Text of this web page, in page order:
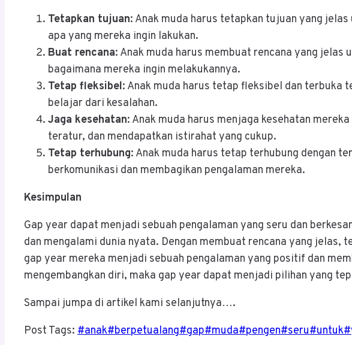
Tetapkan tujuan: Anak muda harus tetapkan tujuan yang
apa yang mereka ingin lakukan.
Buat rencana: Anak muda harus membuat rencana yang
bagaimana mereka ingin melakukannya.
Tetap fleksibel: Anak muda harus tetap fleksibel dan terbuka
belajar dari kesalahan.
Jaga kesehatan: Anak muda harus menjaga kesehatan
teratur, dan mendapatkan istirahat yang cukup.
Tetap terhubung: Anak muda harus tetap terhubung dengan
berkomunikasi dan membagikan pengalaman mereka.
Kesimpulan
Gap year dapat menjadi sebuah pengalaman yang seru dan
dan mengalami dunia nyata. Dengan membuat rencana yang
gap year mereka menjadi sebuah pengalaman yang positif dan
mengembangkan diri, maka gap year dapat menjadi pilihan yang
Sampai jumpa di artikel kami selanjutnya….
Post Tags: #anak#berpetualang#gap#muda#pengen#seru#untuk#